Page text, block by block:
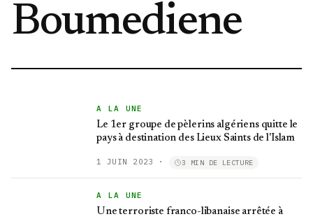
Boumediene
A LA UNE
Le 1er groupe de pèlerins algériens quitte le
pays à destination des Lieux Saints de l'Islam
1 JUIN 2023 · 3 MIN DE LECTURE
A LA UNE
Une terroriste franco-libanaise arrêtée à